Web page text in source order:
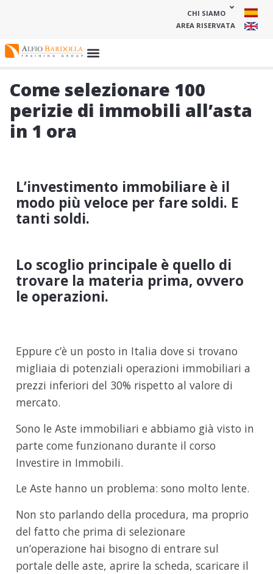
CHI SIAMO
AREA RISERVATA
Come selezionare 100
perizie di immobili all’asta
in 1 ora
L’investimento immobiliare è il
modo più veloce per fare soldi. E
tanti soldi.
Lo scoglio principale è quello di
trovare la materia prima, ovvero
le operazioni.
Eppure c’è un posto in Italia dove si trovano
migliaia di potenziali operazioni immobiliari a
prezzi inferiori del 30% rispetto al valore di
mercato.
Sono le Aste immobiliari e abbiamo già visto in
parte come funzionano durante il corso
Investire in Immobili.
Le Aste hanno un problema: sono molto lente.
Non sto parlando della procedura, ma proprio
del fatto che prima di selezionare
un’operazione hai bisogno di entrare sul
portale delle aste, aprire la scheda, scaricare il